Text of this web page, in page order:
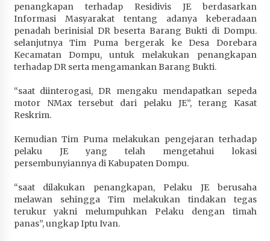
penangkapan terhadap Residivis JE berdasarkan
Informasi Masyarakat tentang adanya keberadaan
penadah berinisial DR beserta Barang Bukti di Dompu.
selanjutnya Tim Puma bergerak ke Desa Dorebara
Kecamatan Dompu, untuk melakukan penangkapan
terhadap DR serta mengamankan Barang Bukti.
“saat diinterogasi, DR mengaku mendapatkan sepeda
motor NMax tersebut dari pelaku JE”, terang Kasat
Reskrim.
Kemudian Tim Puma melakukan pengejaran terhadap
pelaku JE yang telah mengetahui lokasi
persembunyiannya di Kabupaten Dompu.
“saat dilakukan penangkapan, Pelaku JE berusaha
melawan sehingga Tim melakukan tindakan tegas
terukur yakni melumpuhkan Pelaku dengan timah
panas”, ungkap Iptu Ivan.